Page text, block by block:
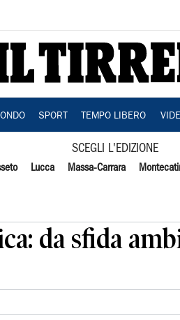
SPORT TEMPO LIBERO
SCEGLI L'EDIZIONE
Lucca Massa-Carrara
da sfida